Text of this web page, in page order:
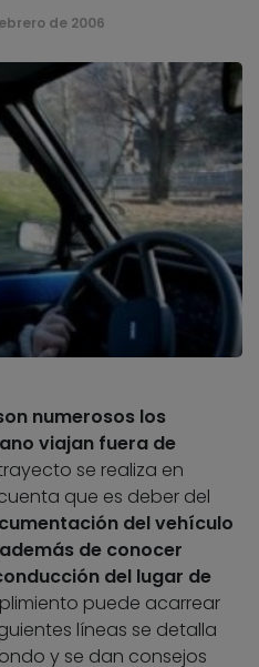
de 2006
numerosos los
viajan fuera de
trayecto se realiza en
que es deber del
del vehículo
de conocer
del lugar de
puede acarrear
líneas se detalla
y se dan consejos